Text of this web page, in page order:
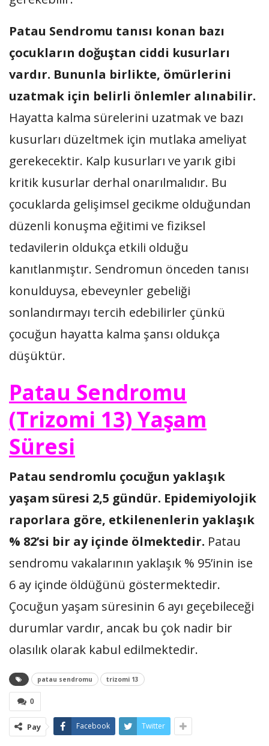
Patau Sendromu tanısı konan bazı
çocukların doğuştan ciddi kusurları
vardır. Bununla birlikte, ömürlerini
uzatmak için belirli önlemler alınabilir.
Hayatta kalma sürelerini uzatmak ve bazı
kusurları düzeltmek için mutlaka ameliyat
gerekecektir. Kalp kusurları ve yarık gibi
kritik kusurlar derhal onarılmalıdır. Bu
çocuklarda gelişimsel gecikme olduğundan
düzenli konuşma eğitimi ve fiziksel
tedavilerin oldukça etkili olduğu
kanıtlanmıştır. Sendromun önceden tanısı
konulduysa, ebeveynler gebeliği
sonlandırmayı tercih edebilirler çünkü
çocuğun hayatta kalma şansı oldukça
düşüktür.
Patau Sendromu
(Trizomi 13) Yaşam
Süresi
Patau sendromlu çocuğun yaklaşık
yaşam süresi 2,5 gündür. Epidemiyolojik
raporlara göre, etkilenenlerin yaklaşık
% 82’si bir ay içinde ölmektedir. Patau
sendromu vakalarının yaklaşık % 95’inin ise
6 ay içinde öldüğünü göstermektedir.
Çocuğun yaşam süresinin 6 ayı geçebileceği
durumlar vardır, ancak bu çok nadir bir
olasılık olarak kabul edilmektedir.
patau sendromu trizomi 13
0
Pay Facebook Twitter